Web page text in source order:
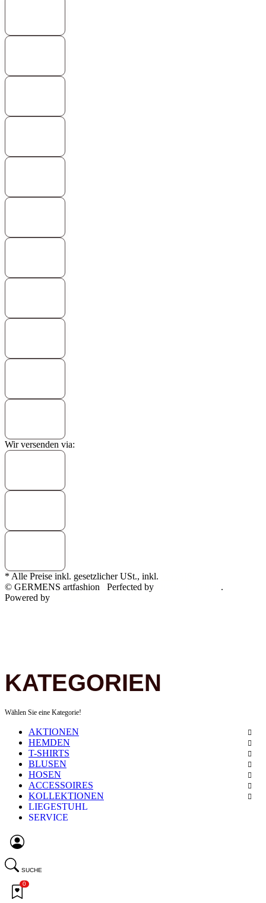
Wir versenden via:
* Alle Preise inkl. gesetzlicher USt., inkl.
© GERMENS artfashion
Perfected by
.
Powered by
KATEGORIEN
Wählen Sie eine Kategorie!
AKTIONEN
HEMDEN
T-SHIRTS
BLUSEN
HOSEN
ACCESSOIRES
KOLLEKTIONEN
LIEGESTUHL
SERVICE
SUCHE
0